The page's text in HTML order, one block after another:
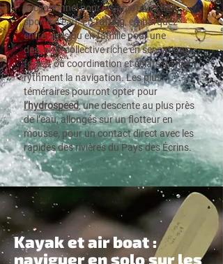
exceptionnel pour les amateurs de
sports d’eau.Enrafting, embarquez
entre amis ou en famille pour une
descente collective riche en sensations
fortes, où coordination et éclats de rire
rythment la navigation. Les plus
téméraires pourront opter pour
l’hydrospeed, une descente au plus près
de l’eau, allongés sur un flotteur en
mousse, pour un contact direct avec les
rapides des rivières du Pays des Écrins.
Kayak et air boat :
naviguer en solo sur les